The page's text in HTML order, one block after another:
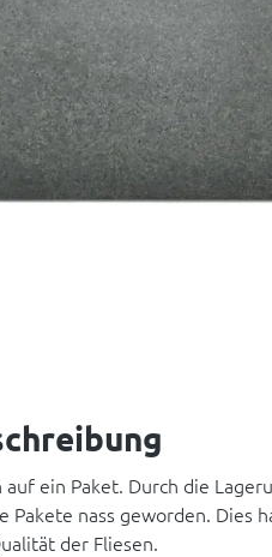
auf ein Paket. Durch die
Pakete nass geworden. Dies
der Fliesen.